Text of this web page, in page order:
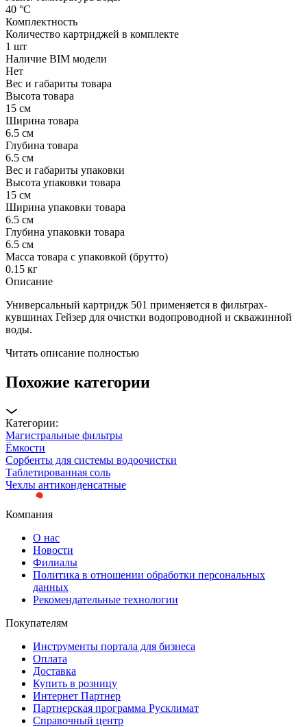
40 °С
Комплектность
Количество картриджей в комплекте
1 шт
Наличие BIM модели
Нет
Вес и габариты товара
Высота товара
15 см
Ширина товара
6.5 см
Глубина товара
6.5 см
Вес и габариты упаковки
Высота упаковки товара
15 см
Ширина упаковки товара
6.5 см
Глубина упаковки товара
6.5 см
Масса товара с упаковкой (брутто)
0.15 кг
Описание
Универсальный картридж 501 применяется в фильтрах-
кувшинах Гейзер для очистки водопроводной и скважинной
воды.
Читать описание полностью
Похожие категории
Категории:
Магистральные фильтры
Ёмкости
Сорбенты для системы водоочистки
Таблетированная соль
Чехлы антиконденсатные
Компания
О нас
Новости
Филиалы
Политика в отношении обработки персональных
данных
Рекомендательные технологии
Покупателям
Инструменты портала для бизнеса
Оплата
Доставка
Купить в розницу
Интернет Партнер
Партнерская программа Русклимат
Справочный центр